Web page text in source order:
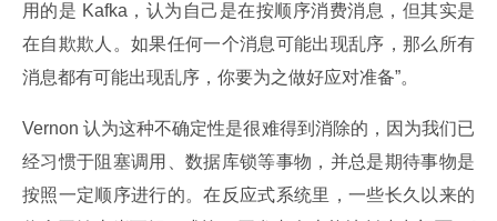
用的是 Kafka，认为自己是在按顺序消费消息，但其实是
在自欺欺人。如果任何一个消息可能出现乱序，那么所有
消息都有可能出现乱序，你要为之做好应对准备”。
Vernon 认为这种不确定性是很难得到消除的，因为我们已
经习惯于阻塞调用、数据库锁等事物，并总是期待事物是
按照一定顺序进行的。在反应式系统里，一些长久以来的